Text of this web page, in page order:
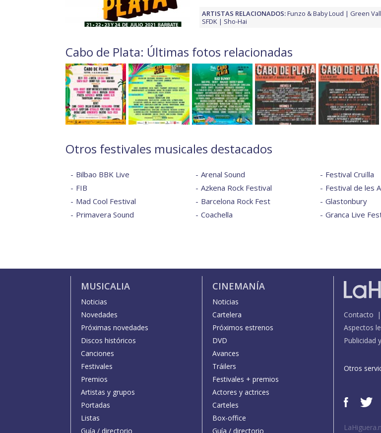
ARTISTAS RELACIONADOS:Funzo & Baby Loud Green
SFDK
Sho-Hai
Cabo de Plata: Últimas fotos relacionadas
Otros festivales musicales destacados
Bilbao BBK Live
FIB
Mad Cool Festival
Primavera Sound
Arenal Sound
Azkena Rock Festival
Barcelona Rock Fest
Coachella
Festival Cruïlla
Festival de les
Glastonbury
Granca Live
MUSICALIA
Noticias
Novedades
Próximas novedades
Discos históricos
Canciones
Festivales
Premios
Artistas y grupos
Portadas
Listas
Guía / directorio
CINEMANÍA
Noticias
Cartelera
Próximos estrenos
DVD
Avances
Tráilers
Festivales + premios
Actores y actrices
Carteles
Box-office
Guía / directorio
Contacto
Aspectos
Publicidad
Otros